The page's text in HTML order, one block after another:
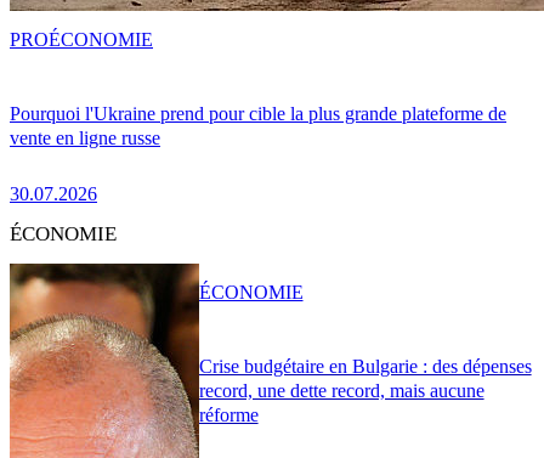
Pourquoi l'Ukraine prend pour cible la plus grande plateforme de
vente en ligne russe
30.07.2026
PROÉCONOMIE
ÉCONOMIE
Crise budgétaire en Bulgarie : des dépenses
record, une dette record, mais aucune
réforme
ÉCONOMIE